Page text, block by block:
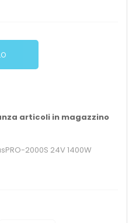
articoli in magazzino
2000S 24V 1400W